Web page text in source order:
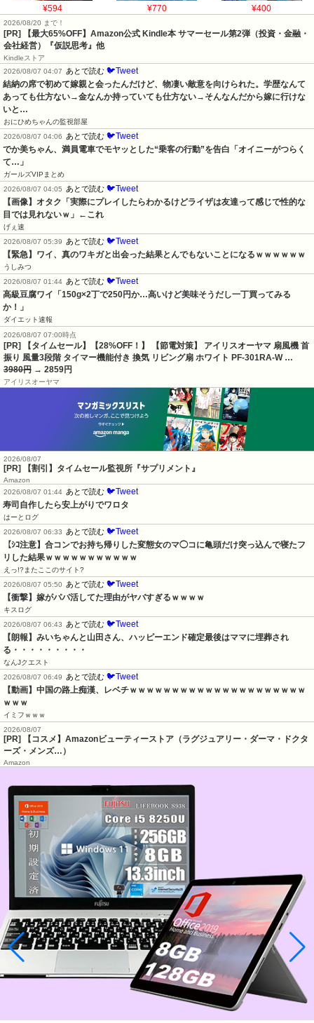
¥594 ¥770 ¥400
2026/08/20 まで！
[PR]
【最大65%OFF】Amazon公式 Kindle本 サマーセール第2弾（投資・金融・
会社経営）『仮説思考』他
Kindleストア
2026/08/07 04:07
あとで読む 🐦Tweet
結納の席で初めて嫁親と会ったんだけど、物凄い敵意を向けられた。学歴なんて
あっても仕方ない→金なんか持っていても仕方ない→そんなんだから嫁に行けな
いと…
おにひめちゃんの監視部屋
2026/08/07 04:06
あとで読む 🐦Tweet
でか美ちゃん、満員電車でモヤッとした“乗客の行動”を告白「オイニーがつらく
て…」
ガールズVIPまとめ
2026/08/07 04:05
あとで読む 🐦Tweet
【画像】オタク「実際にプレイしたらわかるけどライザは友達って感じで性的な
目では見れないｗ」←これ
げぇ速
2026/08/07 05:39
あとで読む 🐦Tweet
【緊急】ワイ、真のワキガと出会った結果とんでもないことになるｗｗｗｗｗｗ
うしみつ
2026/08/07 01:44 あとで読む 🐦Tweet
高級豆腐ワイ「150g×2丁で250円か…高いけど美味そうだし一丁買ってみる
か！」
ダイエット速報
2026/08/07 07:00時点
[PR] 【タイムセール】【28%OFF！】 【節電対策】 アイリスオーヤマ 扇風機 首
振り 風量3段階 タイマー機能付き 換気 リビング扇 ホワイト PF-301RA-W …
3980円 → 2859円
アイリスオーヤマ
2026/08/07
[PR] 【割引】タイムセール監視所『サプリメント』
Amazon
2026/08/07 01:44 あとで読む 🐦Tweet
寿司自作したら安上がりでワロタ
はーとログ
2026/08/07 06:33
あとで読む 🐦Tweet
【ｼｺ注意】合コンでお持ち帰りした変態女のマ◯コに亀頭だけ突っ込んで寝たフ
リした結果ｗｗｗｗｗｗｗｗｗｗｗ
えっ!?またここのサイト?
2026/08/07 05:50
あとで読む 🐦Tweet
【衝撃】嫁がパパ活してた理由がヤバすぎるｗｗｗｗ
キスログ
2026/08/07 06:43
あとで読む 🐦Tweet
【朗報】みいちゃんと山田さん、ハッピーエンド確定最後はママに埋葬され
る・・・・・・・・・
なんJクエスト
2026/08/07 06:49
あとで読む 🐦Tweet
【動画】中国の路上痴漢、レベチｗｗｗｗｗｗｗｗｗｗｗｗｗｗｗｗｗｗｗｗｗ
ｗｗｗ
イミフｗｗｗ
2026/08/07
[PR] 【コスメ】Amazonビューティーストア（ラグジュアリー・ダーマ・ドクタ
ーズ・メンズ…）
Amazon